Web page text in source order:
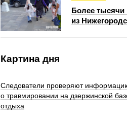
Более тысячи
из
Картина дня
Следователи проверяют
о травмировании на дзержинской
отдыха